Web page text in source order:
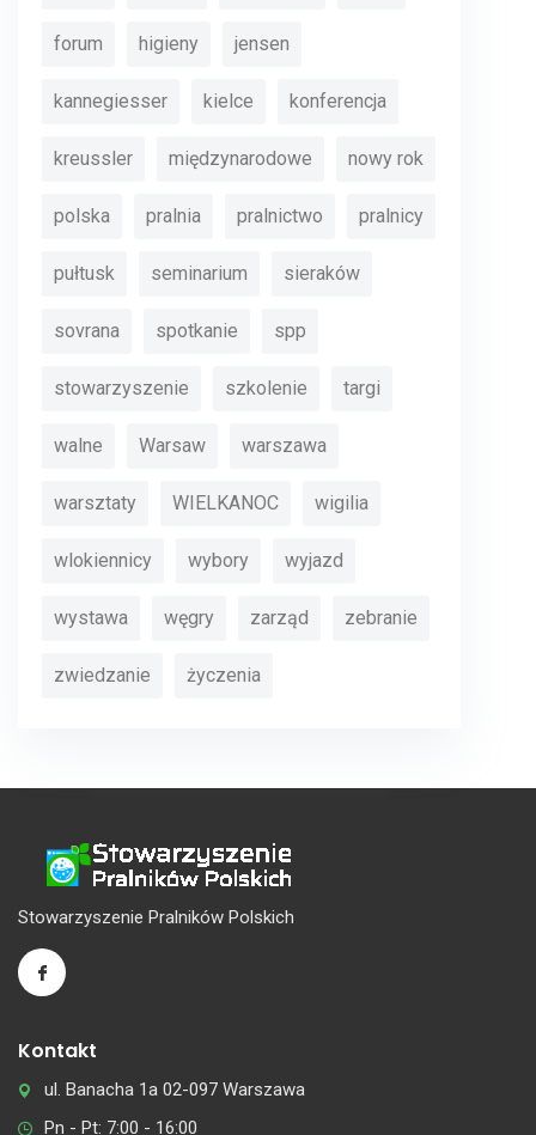
forum higieny jensen
kannegiesser kielce konferencja
kreussler międzynarodowe nowy rok
polska pralnia pralnictwo pralnicy
pułtusk seminarium sieraków
sovrana spotkanie spp
stowarzyszenie szkolenie targi
walne Warsaw warszawa
warsztaty WIELKANOC wigilia
wlokiennicy wybory wyjazd
wystawa węgry zarząd zebranie
zwiedzanie życzenia
Stowarzyszenie Pralników Polskich
Kontakt
ul. Banacha 1a 02-097 Warszawa
Pn - Pt: 7:00 - 16:00